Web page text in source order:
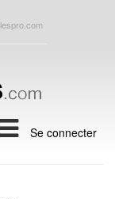
Se connecter